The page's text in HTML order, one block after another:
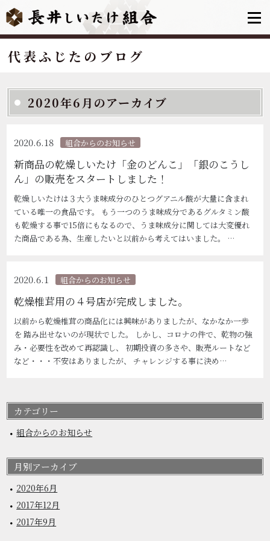
代表ふじたのブログ
2020年6月のアーカイブ
2020.6.18 組合からのお知らせ
新商品の乾燥しいたけ「金のどんこ」「銀のこうし
ん」の販売をスタートしました！
乾燥しいたけは３大うま味成分のひとつグアニル酸が大量に含まれ
ている唯一の食品です。 もう一つのうま味成分であるグルタミン酸
も乾燥する事で15倍にもなるので、うま味成分に関しては大変優れ
た商品である為、生産したいと以前から考えてはいました。 …
2020.6.1 組合からのお知らせ
乾燥椎茸用の４号店が完成しました。
以前から乾燥椎茸の商品化には興味がありましたが、なかなか一歩
を 踏み出せないのが現状でした。 しかし、コロナの件で、乾物の強
み・必要性を改めて再認識し、 初期投資の多さや、販売ルートなど
など・・・不安はありましたが、 チャレンジする事に決め…
カテゴリー
組合からのお知らせ
月別アーカイブ
2020年6月
2017年12月
2017年9月